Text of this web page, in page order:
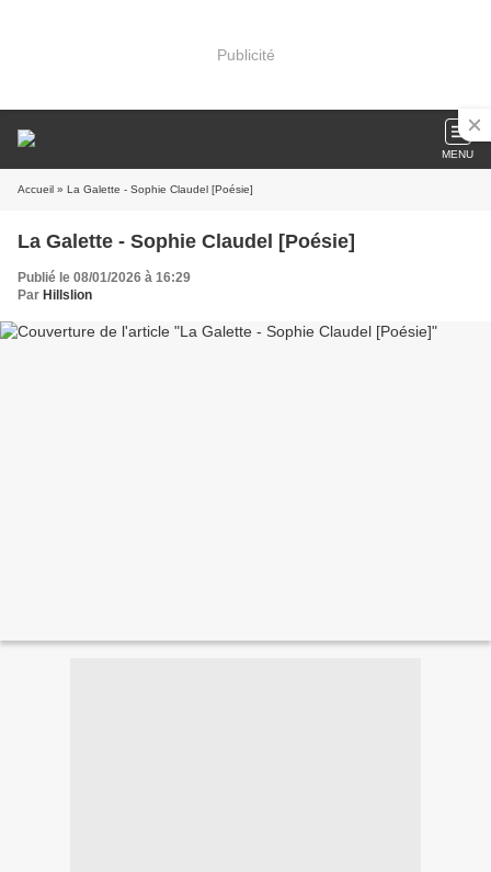
Publicité
MENU
Accueil » La Galette - Sophie Claudel [Poésie]
La Galette - Sophie Claudel [Poésie]
Publié le 08/01/2026 à 16:29
Par Hillslion